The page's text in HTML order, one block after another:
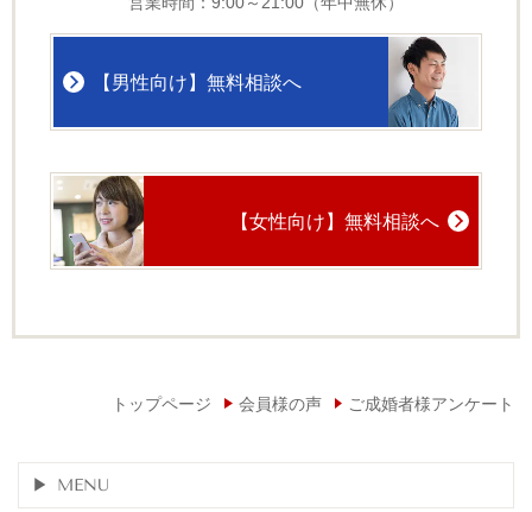
【男性向け】無料相談へ
【女性向け】無料相談へ
トップページ 会員様の声 ご成婚者様アンケート
MENU